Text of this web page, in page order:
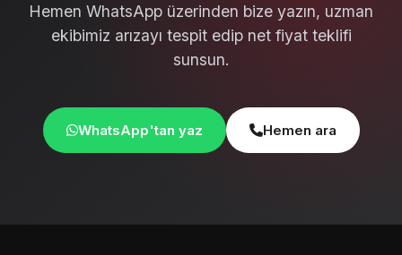
Hemen WhatsApp üzerinden bize yazın, uzman
ekibimiz arızayı tespit edip net fiyat teklifi
sunsun.
WhatsApp'tan yaz Hemen ara